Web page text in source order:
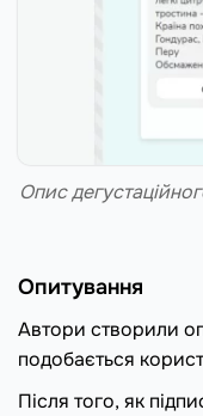
Опис
Опитування
Автори створили
подобається
Після того, як